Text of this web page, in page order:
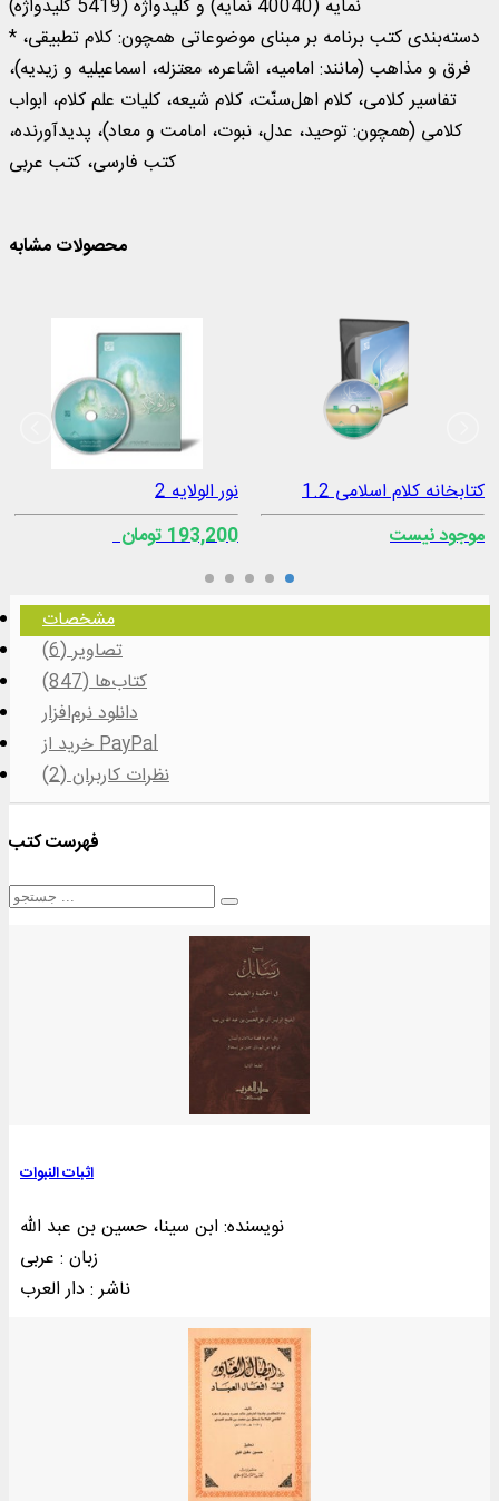
نمایه (40040 نمایه) و کلیدواژه (5419 کلیدواژه)
* دسته‌بندی کتب برنامه بر مبنای موضوعاتی همچون: کلام تطبیقی،
فرق و مذاهب (مانند: امامیه، اشاعره، معتزله، اسماعیلیه و زیدیه)،
تفاسیر کلامی، کلام اهل‌سنّت، کلام شیعه، کلیات علم کلام، ابواب
کلامی (همچون: توحید، عدل، نبوت، امامت و معاد)، پدیدآورنده،
کتب فارسی، کتب عربی
محصولات مشابه
کتابخانه کلام اسلامی 1.2
موجود نیست
نور الولایه 2
193,200 تومان
مشخصات
تصاویر (6)
کتاب‌ها (847)
دانلود نرم‌افزار
خرید از PayPal
نظرات کاربران (2)
فهرست کتب
اثبات النبوات
نویسنده: ابن سینا، حسین بن عبد الله
زبان : عربی
ناشر : دار العرب